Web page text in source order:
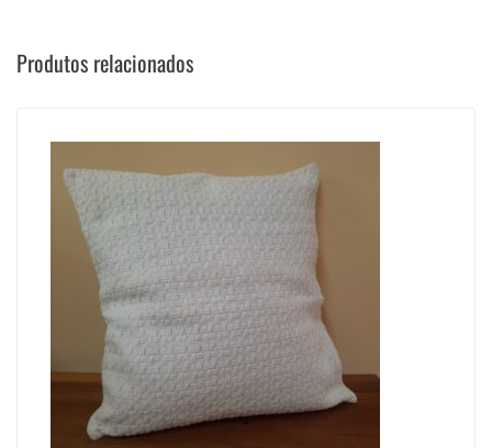
Produtos relacionados